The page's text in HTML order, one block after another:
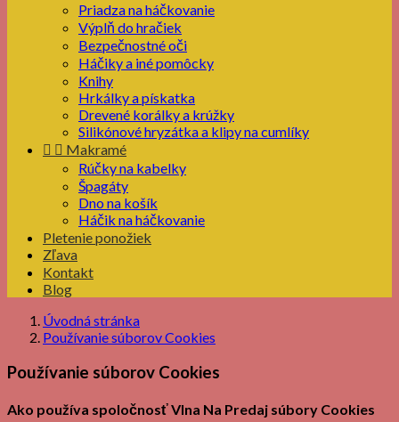
Priadza na háčkovanie
Výplň do hračiek
Bezpečnostné oči
Háčiky a iné pomôcky
Knihy
Hrkálky a pískatka
Drevené korálky a krúžky
Silikónové hryzátka a klipy na cumlíky
  Makramé
Rúčky na kabelky
Špagáty
Dno na košík
Háčik na háčkovanie
Pletenie ponožiek
Zľava
Kontakt
Blog
Úvodná stránka
Používanie súborov Cookies
Používanie súborov Cookies
Ako používa spoločnosť Vlna Na Predaj súbory Cookies